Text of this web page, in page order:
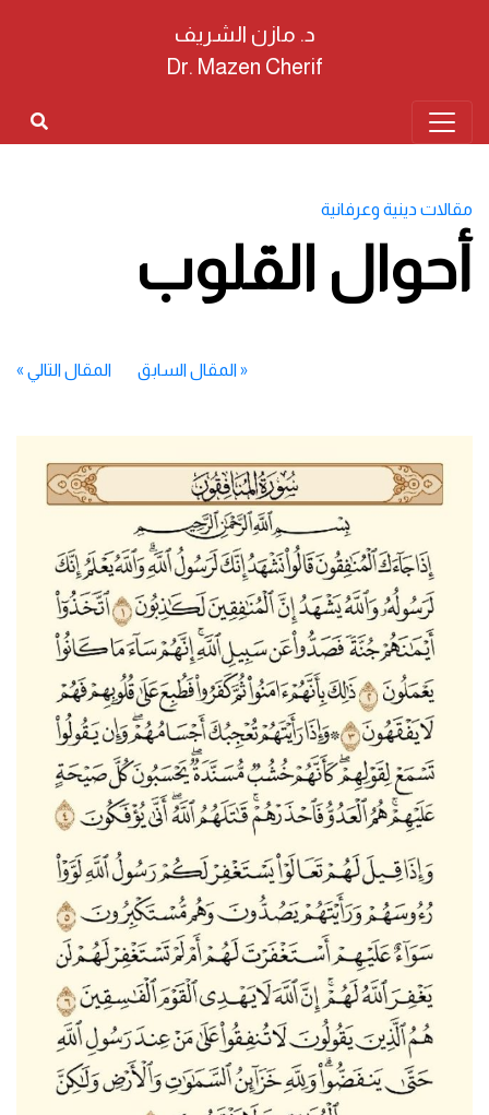
د. مازن الشريف
Dr. Mazen Cherif
مقالات دينية وعرفانية
أحوال القلوب
«المقال السابق المقال التالي »